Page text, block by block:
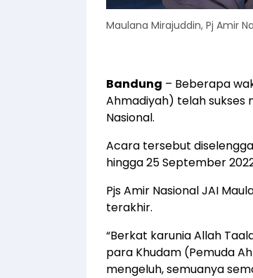
Maulana Mirajuddin, Pj Amir
Bandung – Beberapa
Ahmadiyah) telah sukses
Nasional.
Acara tersebut
hingga 25 September
Pjs Amir Nasional JAI
terakhir.
“Berkat karunia Allah
para Khudam (Pemuda
mengeluh, semuanya